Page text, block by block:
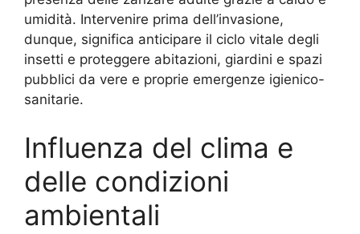
umidità. Intervenire prima dell’invasione,
dunque, significa anticipare il ciclo vitale degli
insetti e proteggere abitazioni, giardini e spazi
pubblici da vere e proprie emergenze igienico-
sanitarie.
Influenza del clima e
delle condizioni
ambientali